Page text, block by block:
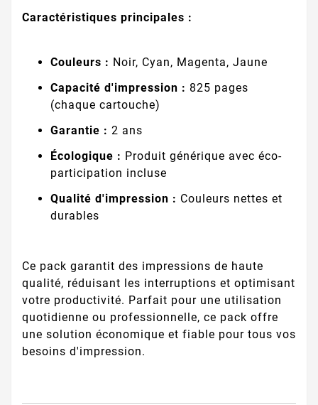
Caractéristiques principales :
Couleurs : Noir, Cyan, Magenta, Jaune
Capacité d'impression : 825 pages
(chaque cartouche)
Garantie : 2 ans
Écologique : Produit générique avec éco-
participation incluse
Qualité d'impression : Couleurs nettes et
durables
Ce pack garantit des impressions de haute
qualité, réduisant les interruptions et optimisant
votre productivité. Parfait pour une utilisation
quotidienne ou professionnelle, ce pack offre
une solution économique et fiable pour tous vos
besoins d'impression.